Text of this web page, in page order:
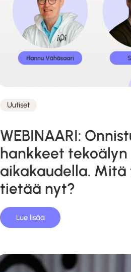
Uutiset
WEBINAARI:
hankkeet tekoälyn
aikakaudella.
tietää nyt?
Lue lisää